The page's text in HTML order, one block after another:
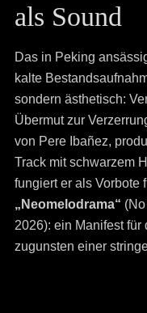
als Sound
Das in Peking
kalte
sondern ästhetisch:
Übermut zur
von Pere Ibañez,
Track mit schwarzem
fungiert er als Vorbote
„Neomelodrama“
2026): ein Manifest
zugunsten einer